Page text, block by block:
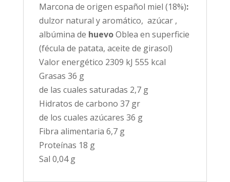
Marcona de origen español miel (18%):
dulzor natural y aromático, azúcar ,
albúmina de huevoOblea en superficie
(fécula de patata, aceite de girasol)
Valor energético 2309 kJ 555 kcal
Grasas 36 g
de las cuales saturadas 2,7 g
Hidratos de carbono 37 gr
de los cuales azúcares 36 g
Fibra alimentaria 6,7 g
Proteínas 18 g
Sal 0,04 g